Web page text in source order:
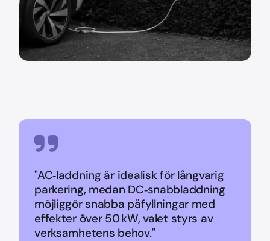
"AC‑laddning är idealisk för långvarig
parkering, medan DC‑snabbladdning
möjliggör snabba påfyllningar med
effekter över 50 kW, valet styrs av
verksamhetens behov."